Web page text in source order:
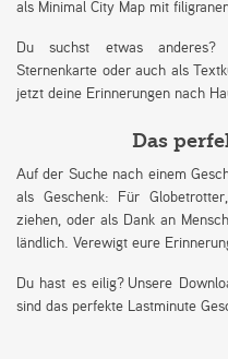
als Minimal City Map mit
Du suchst etwas anderes?
Sternenkarte oder auch als
jetzt deine Erinnerungen nach
Das
Auf der Suche nach einem
als Geschenk: Für
ziehen, oder als Dank an
ländlich. Verewigt eure
Du hast es eilig? Unsere
sind das perfekte Lastminute